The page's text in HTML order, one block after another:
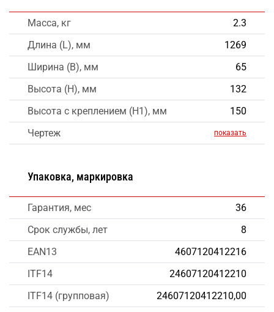
Масса, кг
2.3
Длина (L), мм
1269
Ширина (B), мм
65
Высота (H), мм
132
Высота с креплением (H1), мм
150
Чертеж
показать
Упаковка, маркировка
Гарантия, мес
36
Срок службы, лет
8
EAN13
4607120412216
ITF14
24607120412210
ITF14 (групповая)
24607120412210,00